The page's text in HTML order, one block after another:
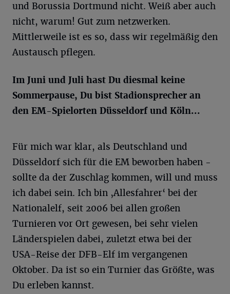
und Borussia Dortmund nicht. Weiß aber auch
nicht, warum! Gut zum netzwerken.
Mittlerweile ist es so, dass wir regelmäßig den
Austausch pflegen.
Im Juni und Juli hast Du diesmal keine
Sommerpause, Du bist Stadionsprecher an
den EM-Spielorten Düsseldorf und Köln...
Für mich war klar, als Deutschland und
Düsseldorf sich für die EM beworben haben -
sollte da der Zuschlag kommen, will und muss
ich dabei sein. Ich bin ‚Allesfahrer‘ bei der
Nationalelf, seit 2006 bei allen großen
Turnieren vor Ort gewesen, bei sehr vielen
Länderspielen dabei, zuletzt etwa bei der
USA-Reise der DFB-Elf im vergangenen
Oktober. Da ist so ein Turnier das Größte, was
Du erleben kannst.